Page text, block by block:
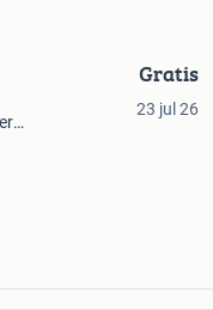
Gratis
23 jul 26